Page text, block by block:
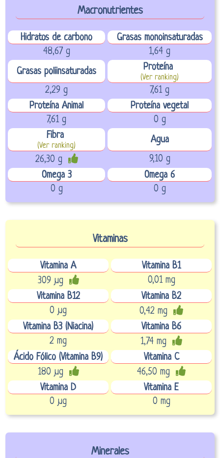
Macronutrientes
Hidratos de carbono
Grasas monoinsaturadas
48,67 g
1,64 g
Grasas poliinsaturadas
Proteína
(Ver ranking)
2,29 g
7,61 g
Proteína Animal
Proteína vegetal
7,61 g
0 g
Fibra
(Ver ranking)
Agua
26,30 g
9,10 g
Omega 3
Omega 6
0 g
0 g
Vitaminas
Vitamina A
Vitamina B1
309 µg
0,01 mg
Vitamina B12
Vitamina B2
0 µg
0,42 mg
Vitamina B3 (Niacina)
Vitamina B6
2 mg
1,74 mg
Ácido Fólico (Vitamina B9)
Vitamina C
180 µg
46,50 mg
Vitamina D
Vitamina E
0 µg
0 mg
Minerales